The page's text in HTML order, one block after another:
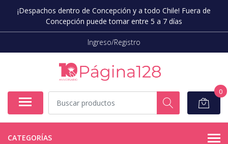
¡Despachos dentro de Concepción y a todo Chile! Fuera de
Concepción puede tomar entre 5 a 7 días
Ingreso/Registro
0
CATEGORÍAS